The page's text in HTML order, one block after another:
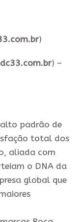
)
) –
padrão de
total dos
aliada com
o DNA da
global que